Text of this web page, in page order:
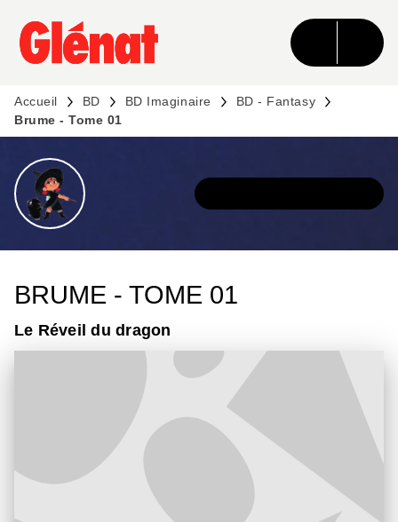
MENU RECHERCHE CONTENU
PIED DE PAGE
Accueil BD BD Imaginaire
BD - Fantasy
Brume - Tome 01
BRUME - TOME 01
Le Réveil du dragon